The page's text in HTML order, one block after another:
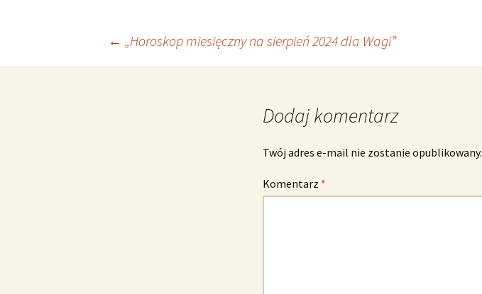
Nawigacja
← „Horoskop miesięczny na sierpień 2024 dla Wagi”
Dodaj komentarz
Twój adres e-mail nie zostanie opublikowany.
Komentarz *